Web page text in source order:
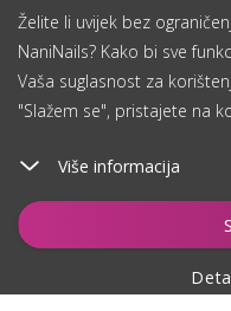
Želite li uvijek bez
NaniNails? Kako bi sve
Vaša suglasnost za
"Slažem se", pristajete na
Više informacija
Dodaj